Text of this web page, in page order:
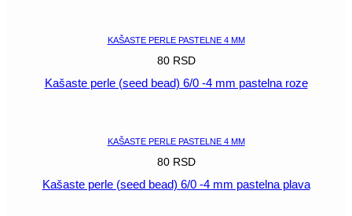
KAŠASTE PERLE PASTELNE 4 MM
80 RSD
Kašaste perle (seed bead) 6/0 -4 mm pastelna roze
KAŠASTE PERLE PASTELNE 4 MM
80 RSD
Kašaste perle (seed bead) 6/0 -4 mm pastelna plava